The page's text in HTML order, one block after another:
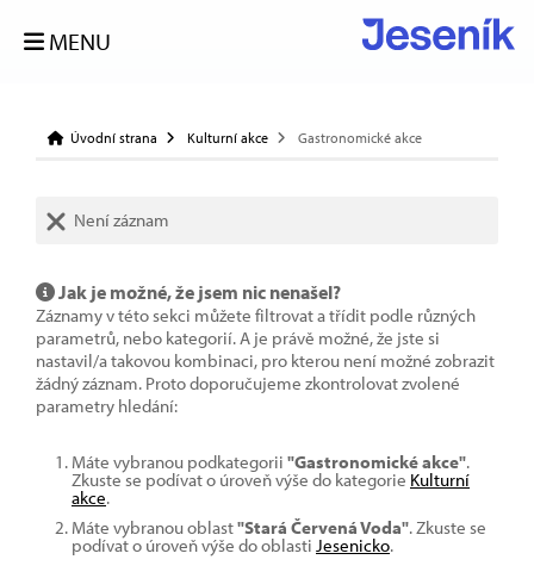
MENU
Úvodní strana Kulturní akce Gastronomické akce
Není záznam
Jak je možné, že jsem nic nenašel?
Záznamy v této sekci můžete filtrovat a třídit podle různých
parametrů, nebo kategorií. A je právě možné, že jste si
nastavil/a takovou kombinaci, pro kterou není možné zobrazit
žádný záznam. Proto doporučujeme zkontrolovat zvolené
parametry hledání:
Máte vybranou podkategorii "Gastronomické akce".
Zkuste se podívat o úroveň výše do kategorie Kulturní
akce.
Máte vybranou oblast"Stará Červená Voda". Zkuste se
podívat o úroveň výše do oblasti Jesenicko.